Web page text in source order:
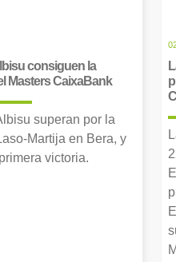
consiguen la
Masters CaixaBank
superan por la
Martija en Bera, y
victoria.